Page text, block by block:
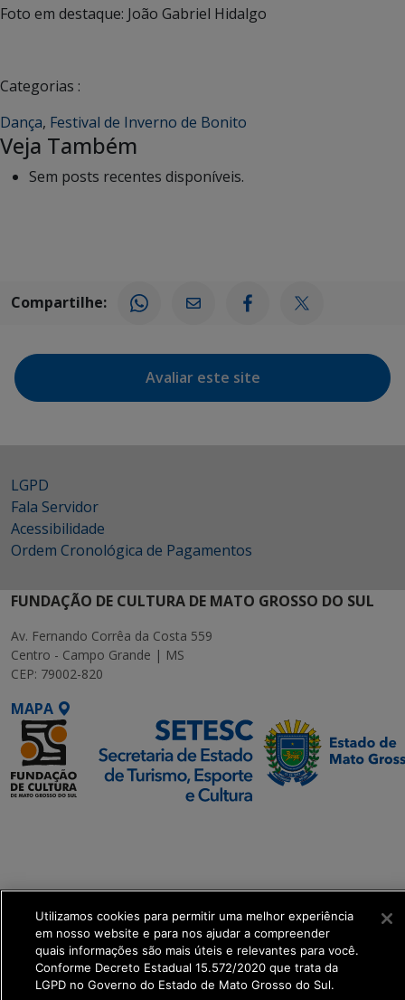
Foto em destaque: João Gabriel Hidalgo
Categorias :
Dança, Festival de Inverno de Bonito
Veja Também
Sem posts recentes disponíveis.
Compartilhe:
Avaliar este site
LGPD
Fala Servidor
Acessibilidade
Ordem Cronológica de Pagamentos
FUNDAÇÃO DE CULTURA DE MATO GROSSO DO SUL
Av. Fernando Corrêa da Costa 559
Centro - Campo Grande | MS
CEP: 79002-820
MAPA
get_footer();
Utilizamos cookies para permitir uma melhor experiência
em nosso website e para nos ajudar a compreender
quais informações são mais úteis e relevantes para você.
Conforme Decreto Estadual 15.572/2020 que trata da
LGPD no Governo do Estado de Mato Grosso do Sul.